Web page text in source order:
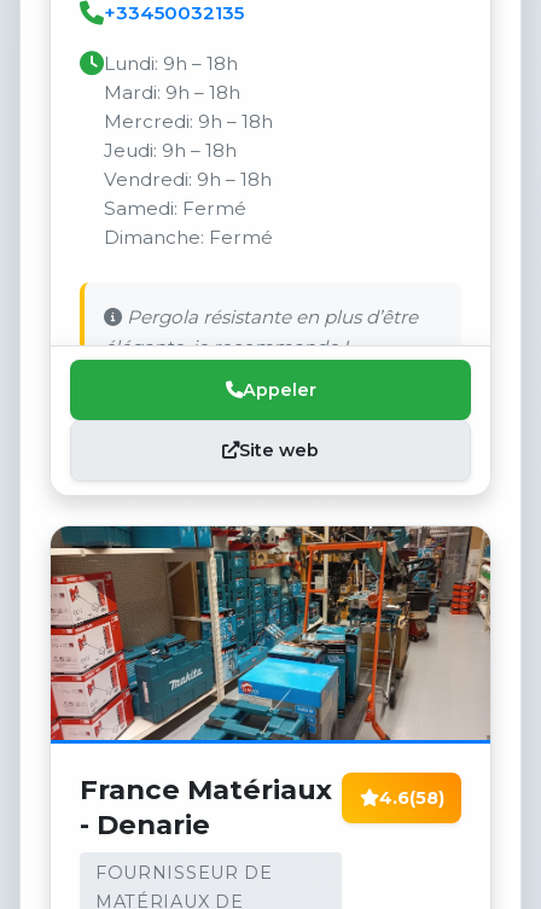
+33450032135
Lundi: 9h – 18h
Mardi: 9h – 18h
Mercredi: 9h – 18h
Jeudi: 9h – 18h
Vendredi: 9h – 18h
Samedi: Fermé
Dimanche: Fermé
Pergola résistante en plus d’être
élégante, je recommande !
Appeler
Site web
France Matériaux
- Denarie
FOURNISSEUR DE
MATÉRIAUX DE
4.6(58)